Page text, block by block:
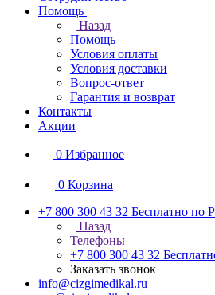
Помощь
Назад
Помощь
Условия оплаты
Условия доставки
Вопрос-ответ
Гарантия и возврат
Контакты
Акции
0 Избранное
0 Корзина
+7 800 300 43 32 Бесплатно по
Назад
Телефоны
+7 800 300 43 32
Заказать звонок
info@cizgimedikal.ru